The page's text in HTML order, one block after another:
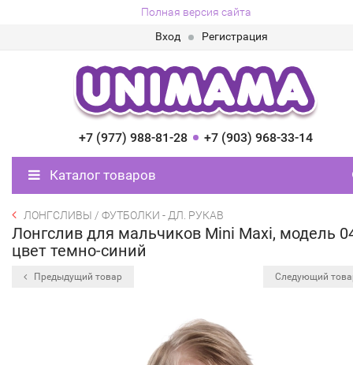
Полная версия сайта
Вход
Регистрация
+7 (977) 988-81-28 +7 (903) 968-33-14
Каталог товаров
ЛОНГСЛИВЫ / ФУТБОЛКИ - ДЛ. РУКАВ
Лонгслив для мальчиков Mini Maxi, модель
цвет темно-синий
Предыдущий товар Следующий